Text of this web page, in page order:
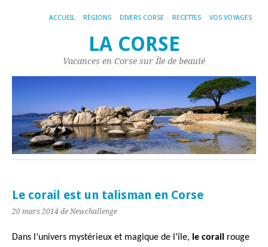
ACCUEIL RÉGIONS DIVERS CORSE RECETTES VOS VOYAGES
LA CORSE
Vacances en Corse sur Île de beauté
Le corail est un talisman en Corse
20 mars 2014 de Newchallenge
Dans l’univers mystérieux et magique de l’île, le corail rouge